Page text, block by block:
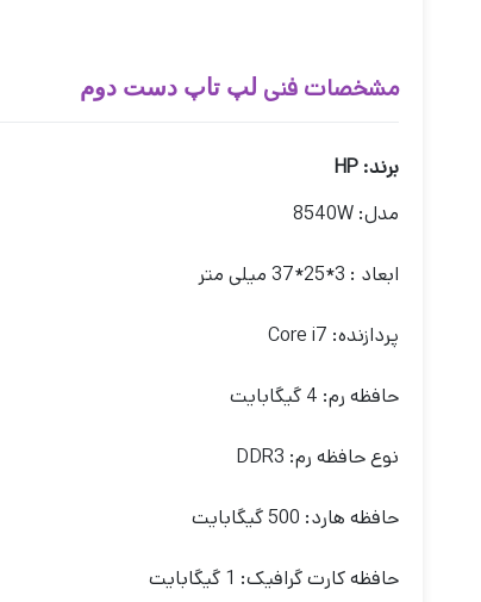
مشخصات فنی لپ تاپ دست دوم
برند: HP
مدل: 8540W
ابعاد : 3*25*37 میلی متر
پردازنده: Core i7
حافظه رم: 4 گیگابایت
نوع حافظه رم: DDR3
حافظه هارد: 500 گیگابایت
حافظه کارت گرافیک: 1 گیگابایت